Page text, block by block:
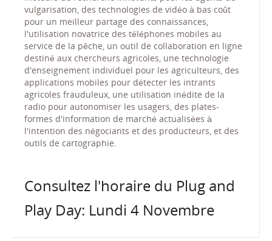
vulgarisation, des technologies de vidéo à bas coût
pour un meilleur partage des connaissances,
l'utilisation novatrice des téléphones mobiles au
service de la pêche, un outil de collaboration en ligne
destiné aux chercheurs agricoles, une technologie
d'enseignement individuel pour les agriculteurs, des
applications mobiles pour détecter les intrants
agricoles frauduleux, une utilisation inédite de la
radio pour autonomiser les usagers, des plates-
formes d'information de marché actualisées à
l'intention des négociants et des producteurs, et des
outils de cartographie.
Consultez l'horaire du Plug and
Play Day: Lundi 4 Novembre